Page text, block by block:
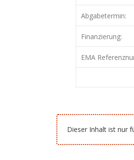
Abgabetermin:
Finanzierung:
EMA
Dieser Inhalt ist nur